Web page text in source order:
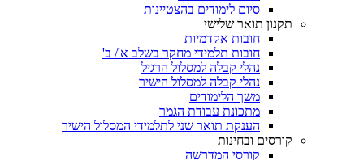
סיום לימודים בהצטיינות
תקנון תואר שלישי
חובות אקדמיות
חובות תלמידי מחקר בשלב א'/ ב'
נהלי קבלה למסלול הרגיל
נהלי קבלה למסלול הישיר
משך הלימודים
מתכונת עבודת הגמר
הענקת תואר שני לתלמידי המסלול הישיר
קורסים ובחינות
קורסי המדרשה